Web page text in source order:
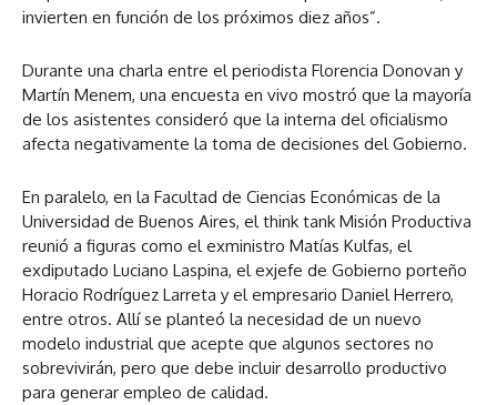
invierten en función de los próximos diez años”.
Durante una charla entre el periodista Florencia Donovan y
Martín Menem, una encuesta en vivo mostró que la mayoría
de los asistentes consideró que la interna del oficialismo
afecta negativamente la toma de decisiones del Gobierno.
En paralelo, en la Facultad de Ciencias Económicas de la
Universidad de Buenos Aires, el think tank Misión Productiva
reunió a figuras como el exministro Matías Kulfas, el
exdiputado Luciano Laspina, el exjefe de Gobierno porteño
Horacio Rodríguez Larreta y el empresario Daniel Herrero,
entre otros. Allí se planteó la necesidad de un nuevo
modelo industrial que acepte que algunos sectores no
sobrevivirán, pero que debe incluir desarrollo productivo
para generar empleo de calidad.